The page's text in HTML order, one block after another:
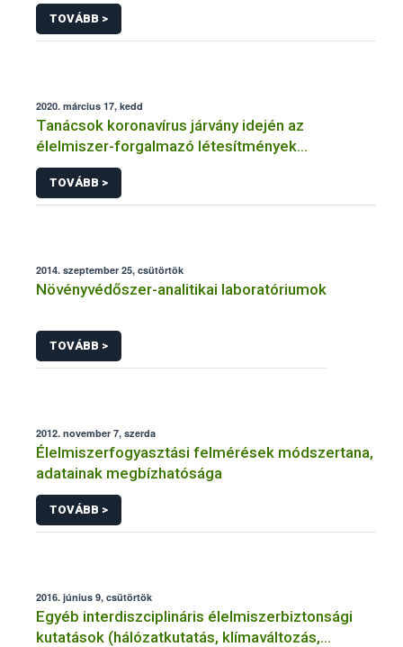
TOVÁBB >
2020. március 17, kedd
Tanácsok koronavírus járvány idején az
élelmiszer-forgalmazó létesítmények
üzemeltetőinek
TOVÁBB >
2014. szeptember 25, csütörtök
Növényvédőszer-analitikai laboratóriumok
TOVÁBB >
2012. november 7, szerda
Élelmiszerfogyasztási felmérések módszertana,
adatainak megbízhatósága
TOVÁBB >
2016. június 9, csütörtök
Egyéb interdiszciplináris élelmiszerbiztonsági
kutatások (hálózatkutatás, klímaváltozás,